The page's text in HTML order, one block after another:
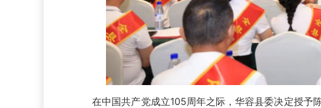
在中国共产党成立105周年之际，华容县委决定授予陈